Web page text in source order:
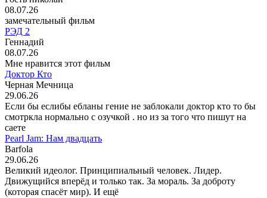
08.07.26
замечательный фильм
РЭД 2
Геннадий
08.07.26
Мне нравится этот фильм
Доктор Кто
Черная Мечница
29.06.26
Если бы еслибы ебланы гение не заблокали доктор кто то бы
смотркла нормально с озучкой . но из за того что пишут на
саете
Pearl Jam: Нам двадцать
Barfola
29.06.26
Великий идеолог. Принципиальный человек. Лидер.
Движущийся вперёд и только так. За мораль. За доброту
(которая спасёт мир). И ещё